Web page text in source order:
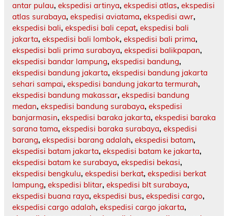
antar pulau, ekspedisi artinya, ekspedisi atlas, ekspedisi
atlas surabaya, ekspedisi aviatama, ekspedisi awr,
ekspedisi bali, ekspedisi bali cepat, ekspedisi bali
jakarta, ekspedisi bali lombok, ekspedisi bali prima,
ekspedisi bali prima surabaya, ekspedisi balikpapan,
ekspedisi bandar lampung, ekspedisi bandung,
ekspedisi bandung jakarta, ekspedisi bandung jakarta
sehari sampai, ekspedisi bandung jakarta termurah,
ekspedisi bandung makassar, ekspedisi bandung
medan, ekspedisi bandung surabaya, ekspedisi
banjarmasin, ekspedisi baraka jakarta, ekspedisi baraka
sarana tama, ekspedisi baraka surabaya, ekspedisi
barang, ekspedisi barang adalah, ekspedisi batam,
ekspedisi batam jakarta, ekspedisi batam ke jakarta,
ekspedisi batam ke surabaya, ekspedisi bekasi,
ekspedisi bengkulu, ekspedisi berkat, ekspedisi berkat
lampung, ekspedisi blitar, ekspedisi blt surabaya,
ekspedisi buana raya, ekspedisi bus, ekspedisi cargo,
ekspedisi cargo adalah, ekspedisi cargo jakarta,